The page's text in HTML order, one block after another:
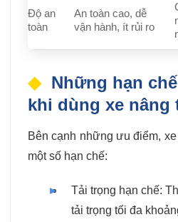
Độ an
toàn
An toàn cao, dễ
vận hành, ít rủi ro
Những hạn
khi dùng xe nâng
Bên cạnh những ưu điểm,
một số hạn chế:
Tải trọng hạn chế:
tải trọng tối đa